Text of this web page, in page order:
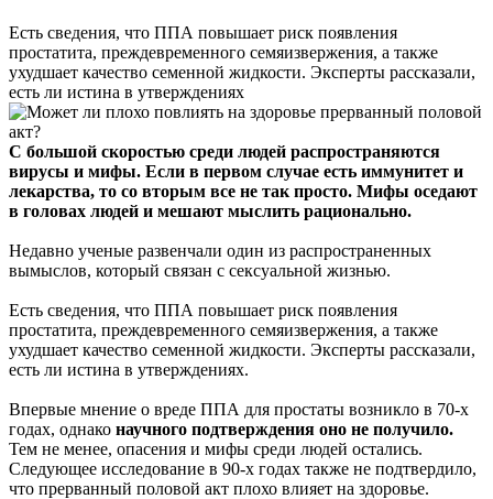
Есть сведения, что ППА повышает риск появления
простатита, преждевременного семяизвержения, а также
ухудшает качество семенной жидкости. Эксперты рассказали,
есть ли истина в утверждениях
С большой скоростью среди людей распространяются
вирусы и мифы. Если в первом случае есть иммунитет и
лекарства, то со вторым все не так просто. Мифы оседают
в головах людей и мешают мыслить рационально.
Недавно ученые развенчали один из распространенных
вымыслов, который связан с сексуальной жизнью.
Есть сведения, что ППА повышает риск появления
простатита, преждевременного семяизвержения, а также
ухудшает качество семенной жидкости. Эксперты рассказали,
есть ли истина в утверждениях.
Впервые мнение о вреде ППА для простаты возникло в 70-х
годах, однако научного подтверждения оно не получило.
Тем не менее, опасения и мифы среди людей остались.
Следующее исследование в 90-х годах также не подтвердило,
что прерванный половой акт плохо влияет на здоровье.